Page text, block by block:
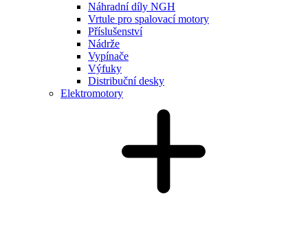
Náhradní díly NGH
Vrtule pro spalovací motory
Příslušenství
Nádrže
Vypínače
Výfuky
Distribuční desky
Elektromotory